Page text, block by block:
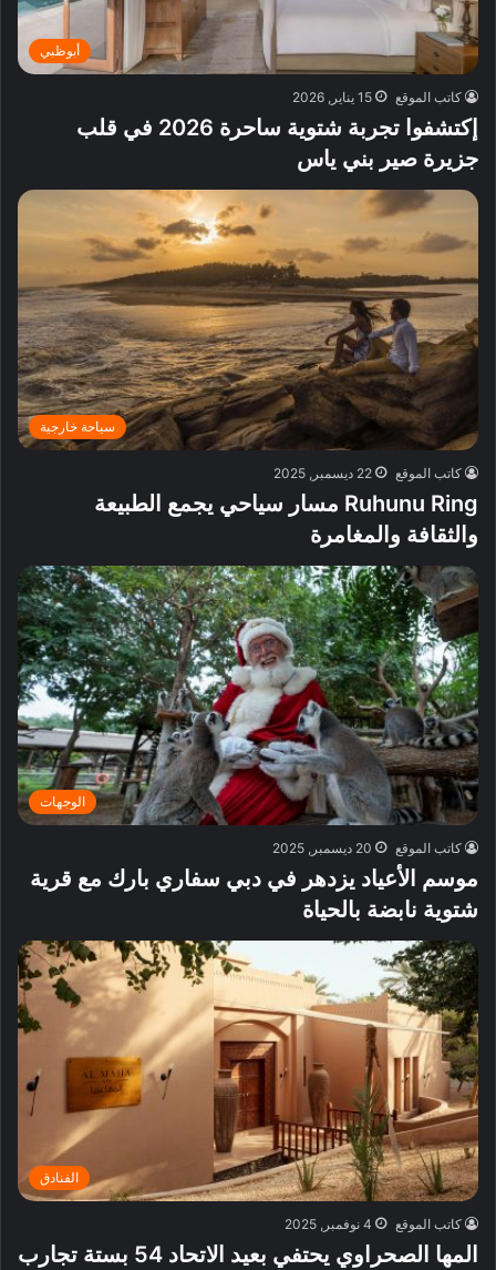
أبوظبي
كاتب الموقع 15 يناير, 2026
إكتشفوا تجربة شتوية ساحرة 2026 في قلب
جزيرة صير بني ياس
سياحة خارجية
كاتب الموقع 22 ديسمبر, 2025
Ruhunu Ring مسار سياحي يجمع الطبيعة
والثقافة والمغامرة
الوجهات
كاتب الموقع 20 ديسمبر, 2025
موسم الأعياد يزدهر في دبي سفاري بارك مع قرية
شتوية نابضة بالحياة
الفنادق
كاتب الموقع 4 نوفمبر, 2025
المها الصحراوي يحتفي بعيد الاتحاد 54 بستة تجارب